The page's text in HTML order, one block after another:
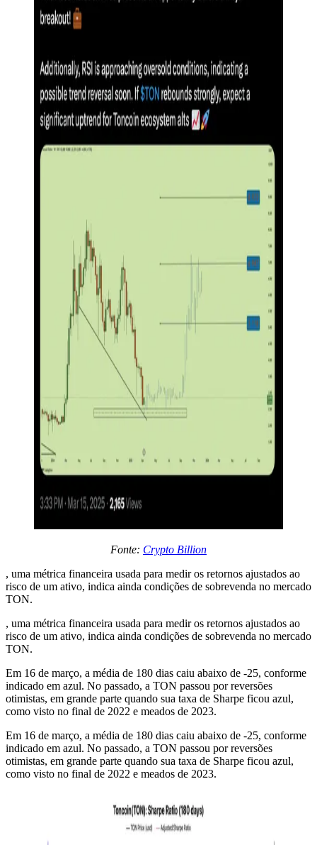
Fonte: Crypto Billion
, uma métrica financeira usada para medir os retornos ajustados ao
risco de um ativo, indica ainda condições de sobrevenda no mercado
TON.
, uma métrica financeira usada para medir os retornos ajustados ao
risco de um ativo, indica ainda condições de sobrevenda no mercado
TON.
Em 16 de março, a média de 180 dias caiu abaixo de -25, conforme
indicado em azul. No passado, a TON passou por reversões
otimistas, em grande parte quando sua taxa de Sharpe ficou azul,
como visto no final de 2022 e meados de 2023.
Em 16 de março, a média de 180 dias caiu abaixo de -25, conforme
indicado em azul. No passado, a TON passou por reversões
otimistas, em grande parte quando sua taxa de Sharpe ficou azul,
como visto no final de 2022 e meados de 2023.